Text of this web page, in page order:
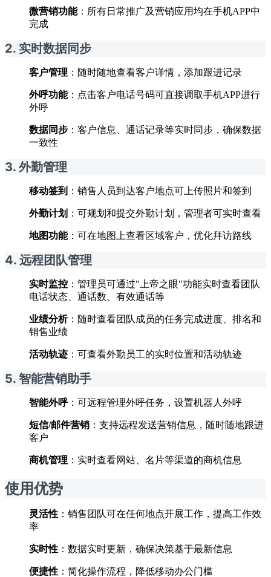
微营销功能：所有日常推广及营销应用均在手机APP中
完成
2. 实时数据同步
客户管理 ：随时随地查看客户详情，添加跟进记录
外呼功能：点击客户电话号码可直接调取手机APP进行
外呼
数据同步 ：客户信息、通话记录等实时同步，确保数据
一致性
3. 外勤管理
移动签到 ：销售人员到达客户地点可上传照片和签到
外勤计划 ：可规划和提交外勤计划，管理者可实时查看
地图功能：可在地图上查看区域客户，优化拜访路线
4. 远程团队管理
实时监控 ：管理员可通过"上帝之眼"功能实时查看团队
电话状态、通话数、有效通话等
业绩分析：随时查看团队成员的任务完成进度、排名和
销售业绩
活动轨迹 ：可查看外勤员工的实时位置和活动轨迹
5. 智能营销助手
智能外呼：可远程管理外呼任务，设置机器人外呼
短信/邮件营销 ：支持远程发送营销信息，随时随地跟进
客户
商机管理 ：实时查看网站、名片等渠道的商机信息
使用优势
灵活性 ：销售团队可在任何地点开展工作，提高工作效
率
实时性 ：数据实时更新，确保决策基于最新信息
便捷性 ：简化操作流程，降低移动办公门槛